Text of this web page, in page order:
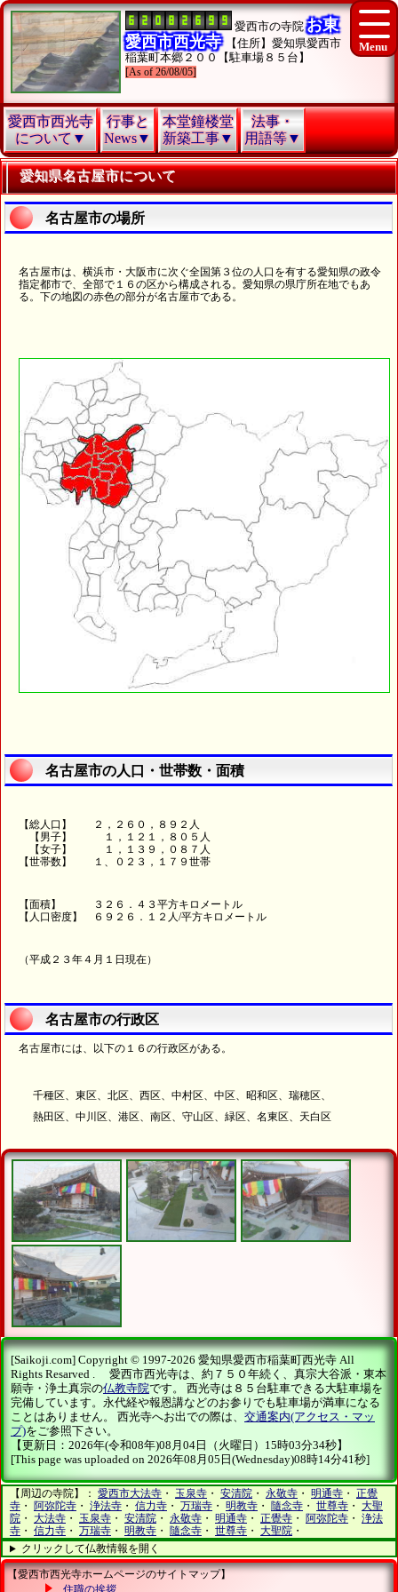
愛西市の寺院 お東
愛西市西光寺
【住所】愛知県愛西市
稲葉町本郷２００【駐車場８５台】
[As of 26/08/05]
愛西市西光寺
について▼
行事と
News▼
本堂鐘楼堂
新築工事▼
法事・
用語等▼
愛知県名古屋市について
名古屋市の場所
名古屋市は、横浜市・大阪市に次ぐ全国第３位の人口を有する愛知県の政令
指定都市で、全部で１６の区から構成される。愛知県の県庁所在地でもあ
る。下の地図の赤色の部分が名古屋市である。
名古屋市の人口・世帯数・面積
【総人口】 ２，２６０，８９２人
【男子】 １，１２１，８０５人
【女子】 １，１３９，０８７人
【世帯数】 １、０２３，１７９世帯
【面積】 ３２６．４３平方キロメートル
【人口密度】 ６９２６．１２人/平方キロメートル
（平成２３年４月１日現在）
名古屋市の行政区
名古屋市には、以下の１６の行政区がある。
千種区、東区、北区、西区、中村区、中区、昭和区、瑞穂区、
熱田区、中川区、港区、南区、守山区、緑区、名東区、天白区
[Saikoji.com] Copyright © 1997-2026 愛知県愛西市稲葉町西光寺 All
Rights Resarved . 愛西市西光寺は、約７５０年続く、真宗大谷派・東本
願寺・浄土真宗の仏教寺院です。 西光寺は８５台駐車できる大駐車場を
完備しています。永代経や報恩講などのお参りでも駐車場が満車になる
ことはありません。 西光寺へお出での際は、 交通案内(アクセス・マッ
プ)をご参照下さい。
【更新日：2026年(令和08年)08月04日（火曜日）15時03分34秒】
[This page was uploaded on 2026年08月05日(Wednesday)08時14分41秒]
【周辺の寺院】： 愛西市大法寺 ・ 玉泉寺 ・ 安清院 ・ 永敬寺 ・ 明通寺 ・ 正覺
寺 ・ 阿弥陀寺 ・ 浄法寺 ・ 信力寺 ・ 万瑞寺 ・ 明教寺 ・ 隨念寺 ・ 世尊寺 ・ 大聖
院 ・ 大法寺 ・ 玉泉寺 ・ 安清院 ・ 永敬寺 ・ 明通寺 ・ 正覺寺 ・ 阿弥陀寺 ・ 浄法
寺 ・ 信力寺 ・ 万瑞寺 ・ 明教寺 ・ 隨念寺 ・ 世尊寺 ・ 大聖院 ・
クリックして仏教情報を開く
【愛西市西光寺ホームページのサイトマップ】